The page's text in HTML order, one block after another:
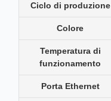
Ciclo di produzione
Colore
Temperatura di
funzionamento
Porta Ethernet